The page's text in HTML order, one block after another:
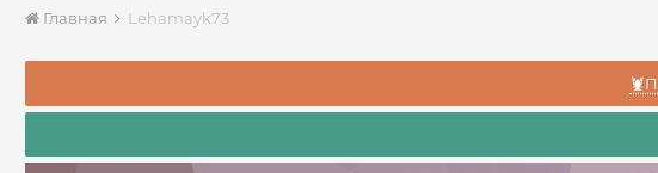
Главная Lehamayk73